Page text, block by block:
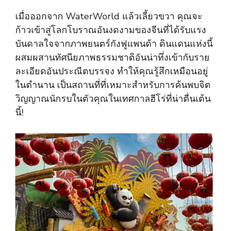
เมื่อออกจาก WaterWorld แล้วเลี้ยวขวา คุณจะ
ก้าวเข้าสู่โลกโบราณอันงดงามของจีนที่ได้รับแรง
บันดาลใจจากภาพยนตร์กังฟูแพนด้า ดินแดนแห่งนี้
ผสมผสานทัศนียภาพธรรมชาติอันน่าทึ่งเข้ากับราย
ละเอียดอันประณีตบรรจง ทำให้คุณรู้สึกเหมือนอยู่
ในตำนาน เป็นสถานที่ที่เหมาะสำหรับการค้นพบจิต
วิญญาณนักรบในตัวคุณในเทศกาลฮีโร่ที่น่าตื่นเต้น
นี้!